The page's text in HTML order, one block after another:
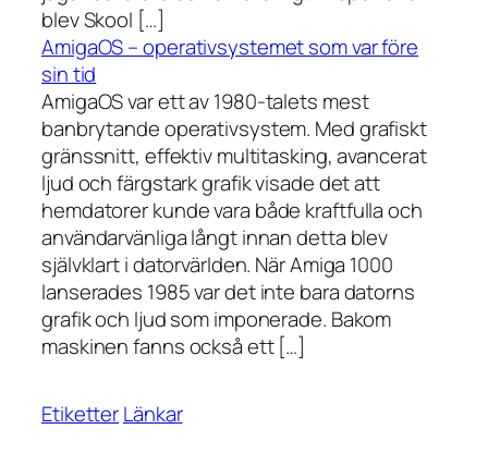
blev Skool […]
AmigaOS – operativsystemet som var före
sin tid
AmigaOS var ett av 1980-talets mest
banbrytande operativsystem. Med grafiskt
gränssnitt, effektiv multitasking, avancerat
ljud och färgstark grafik visade det att
hemdatorer kunde vara både kraftfulla och
användarvänliga långt innan detta blev
självklart i datorvärlden. När Amiga 1000
lanserades 1985 var det inte bara datorns
grafik och ljud som imponerade. Bakom
maskinen fanns också ett […]
EtiketterLänkar